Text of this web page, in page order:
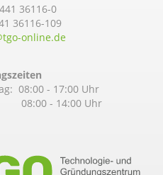
36116-0
36116-109
online.de
08:00 - 17:00 Uhr
- 14:00 Uhr